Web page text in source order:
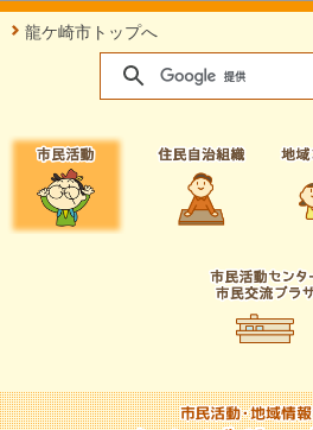
このページの本
龍ケ崎市トップへ